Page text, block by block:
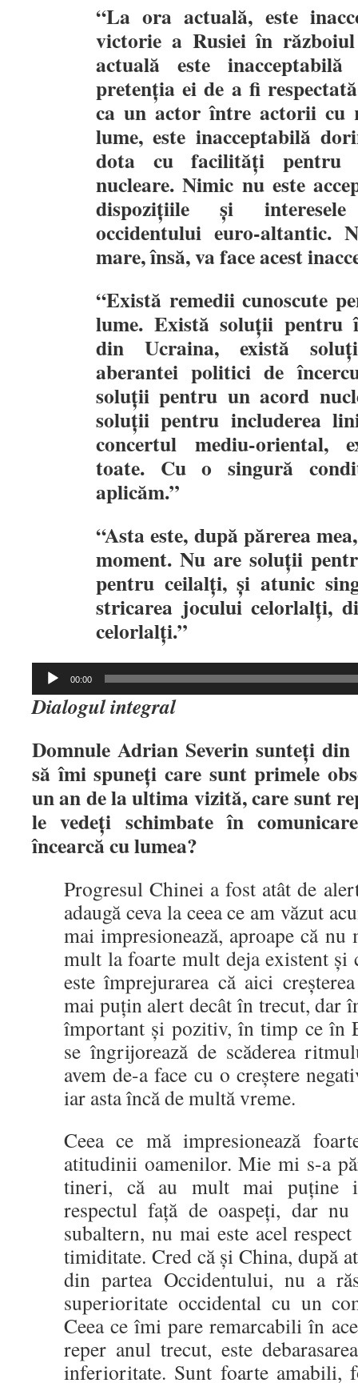
“La ora actuală, este
victorie a Rusieiîn
actuală este
pretenția ei de a fi
ca un actorîntre actorii cu
lume, este inacceptabilă
dota cu facilități pentru
nucleare. Nimic nu este
dispozițiileși
occidentului euro-altantic.
mare, însă, va face acest
“Există remedii cunoscute
lume. Există soluții pentru
din Ucraina, există soluț
aberantei politici deî
soluții pentru un acord
soluții pentru includerea
concertul mediu-oriental,
toate. Cu o singură condi
aplicăm.”
“Asta este, după părerea
moment. Nu are soluții
pentru ceilalți,și atunic
stricarea jocului celorlalți,
celorlalți.”
Player
00:00
Dialogul integral
Domnule Adrian Severin sunteți
săîmi spuneți care sunt primele
un an de la ultima vizită, care sunt
le vedeți schimbateîn
încearcă cu lumea?
Progresul Chinei a fost atât de
adaugă ceva la ceea ce am văzut
mai impresionează, aproape că nu
mult la foarte mult deja existent și
este împrejurarea că aici
mai puțin alert decât în trecut, dar
împortant și pozitiv, în timp ce în
se îngrijorează de scăderea
avem de-a face cu o creștere
iar asta încă de multă vreme.
Ceea ce mă impresionează
atitudinii oamenilor. Mie mi s-a
tineri, că au mult mai puține
respectul față de oaspeți, dar
subaltern, nu mai este acel
timiditate. Cred că și China, după
din partea Occidentului, nu a
superioritate occidental cu un
Ceea ce îmi pare remarcabili în
reper anul trecut, este
inferioritate. Sunt foarte amabili,